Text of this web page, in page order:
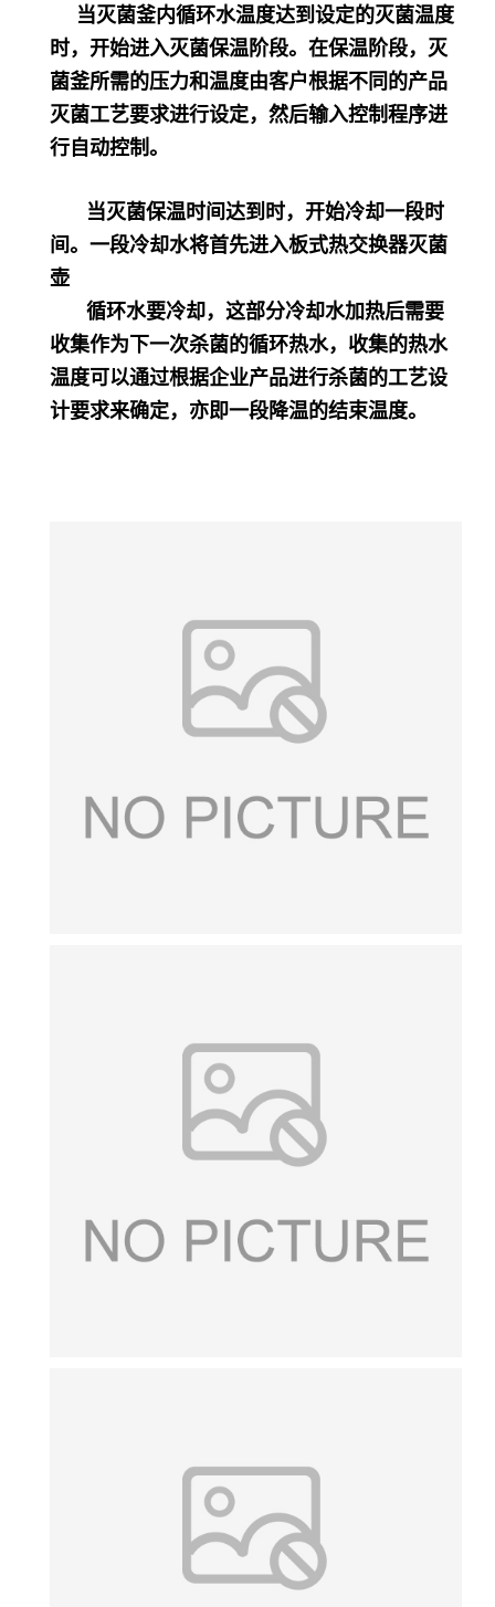
当灭菌釜内循环水温度达到设定的灭菌温度
时，开始进入灭菌保温阶段。在保温阶段，灭
菌釜所需的压力和温度由客户根据不同的产品
灭菌工艺要求进行设定，然后输入控制程序进
行自动控制。
当灭菌保温时间达到时，开始冷却一段时
间。一段冷却水将首先进入板式热交换器灭菌
壶
循环水要冷却，这部分冷却水加热后需要
收集作为下一次杀菌的循环热水，收集的热水
温度可以通过根据企业产品进行杀菌的工艺设
计要求来确定，亦即一段降温的结束温度。